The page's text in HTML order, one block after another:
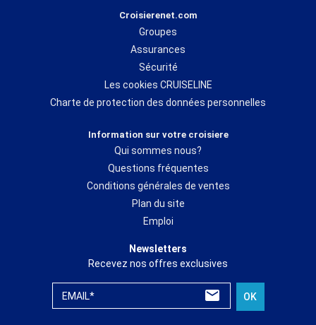
Croisierenet.com
Groupes
Assurances
Sécurité
Les cookies CRUISELINE
Charte de protection des données personnelles
Information sur votre croisiere
Qui sommes nous?
Questions fréquentes
Conditions générales de ventes
Plan du site
Emploi
Newsletters
Recevez nos offres exclusives
EMAIL* OK